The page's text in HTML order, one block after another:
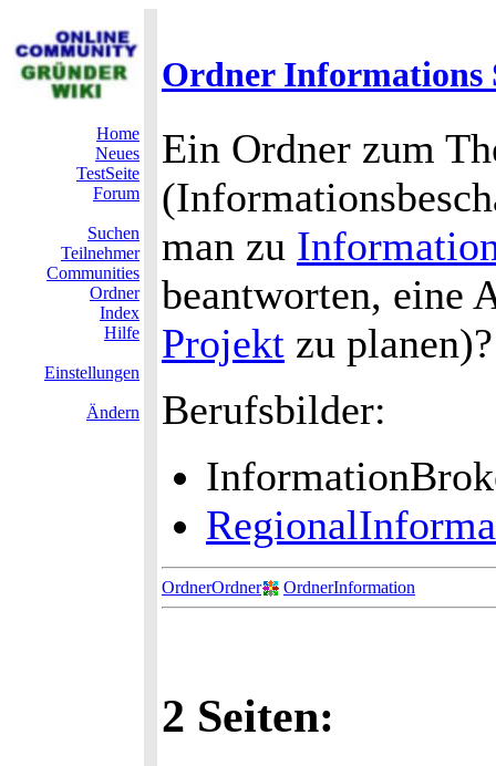
Ordner Informations
Home
Neues
TestSeite
Forum
Suchen
Teilnehmer
Communities
Ordner
Index
Hilfe
Einstellungen
Ändern
Ein Ordner zum
man zu
beantworten, eine
Projekt zu planen)?
Berufsbilder:
OrdnerOrdner OrdnerInformation
2 Seiten: